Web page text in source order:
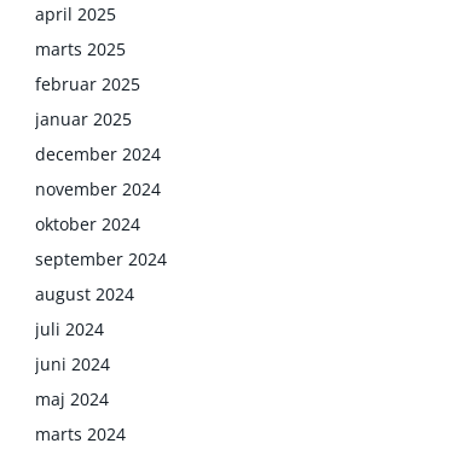
april 2025
marts 2025
februar 2025
januar 2025
december 2024
november 2024
oktober 2024
september 2024
august 2024
juli 2024
juni 2024
maj 2024
marts 2024